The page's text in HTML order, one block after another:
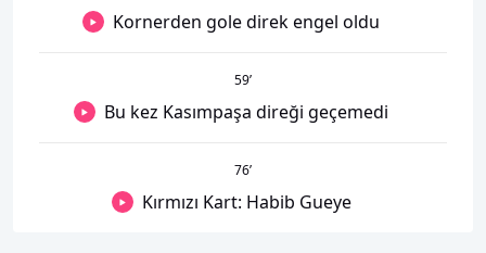
Kornerden gole direk engel oldu
59’
Bu kez Kasımpaşa direği geçemedi
76’
Kırmızı Kart: Habib Gueye